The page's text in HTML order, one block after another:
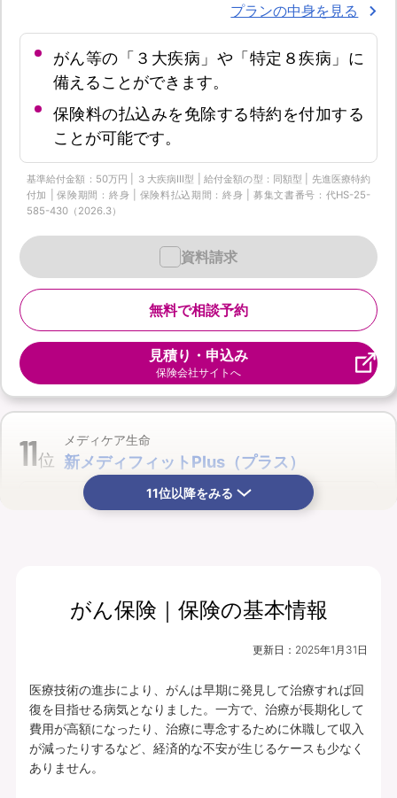
プランの中身を見る
がん等の「３大疾病」や「特定８疾病」に
備えることができます。
保険料の払込みを免除する特約を付加する
ことが可能です。
基準給付金額：50万円 | ３大疾病Ⅲ型 | 給付金額の型：同額型 | 先進医療特約
付加 | 保険期間：終身 | 保険料払込期間：終身 | 募集文書番号：代HS-25-
585-430（2026.3）
無料で相談予約
資料請求
見積り・申込み
保険会社サイトへ
11位
メディケア生命
新メディフィットPlus（プラス）
月払保険料 保険期間
プランの中身を見る
所定の理由に該当されたとき、複数種類の
一時給付金をそれぞれお支払いします（そ
11位以降をみる
がん保険｜保険の基本情報
更新日： 2025年1月31日
医療技術の進歩により、がんは早期に発見して治療すれば回
復を目指せる病気となりました。一方で、治療が長期化して
費用が高額になったり、治療に専念するために休職して収入
が減ったりするなど、経済的な不安が生じるケースも少なく
ありません。